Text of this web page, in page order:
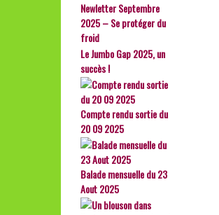
Newletter Septembre
2025 – Se protéger du
froid
Le Jumbo Gap 2025, un
succès !
Compte rendu sortie du
20 09 2025
Balade mensuelle du 23
Aout 2025